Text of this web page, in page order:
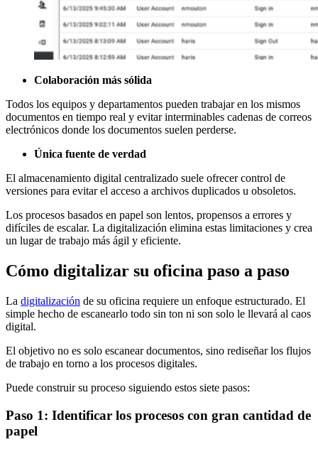
Colaboración más sólida
Todos los equipos y departamentos pueden trabajar en los mismos
documentos en tiempo real y evitar interminables cadenas de correos
electrónicos donde los documentos suelen perderse.
Única fuente de verdad
El almacenamiento digital centralizado suele ofrecer control de
versiones para evitar el acceso a archivos duplicados u obsoletos.
Los procesos basados en papel son lentos, propensos a errores y
difíciles de escalar. La digitalización elimina estas limitaciones y crea
un lugar de trabajo más ágil y eficiente.
Cómo digitalizar su oficina paso a paso
La digitalización de su oficina requiere un enfoque estructurado. El
simple hecho de escanearlo todo sin ton ni son solo le llevará al caos
digital.
El objetivo no es solo escanear documentos, sino rediseñar los flujos
de trabajo en torno a los procesos digitales.
Puede construir su proceso siguiendo estos siete pasos:
Paso 1: Identificar los procesos con gran cantidad de
papel